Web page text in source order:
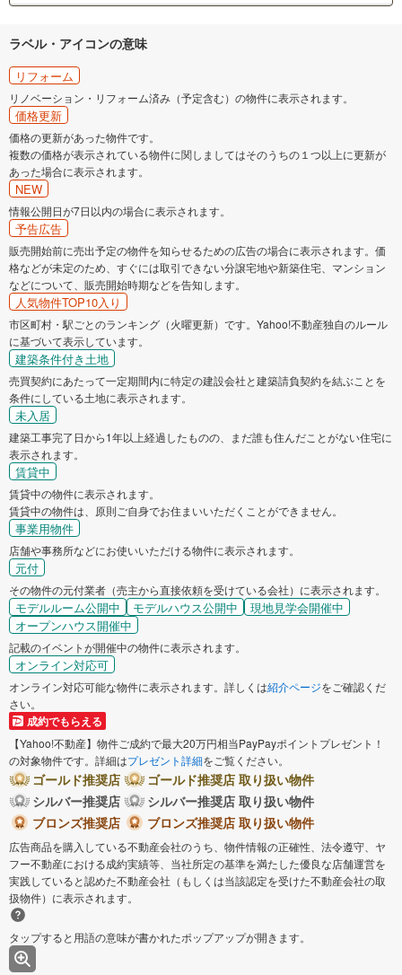
ラベル・アイコンの意味
リフォーム
リノベーション・リフォーム済み（予定含む）の物件に表示されます。
価格更新
価格の更新があった物件です。
複数の価格が表示されている物件に関しましてはそのうちの１つ以上に更新が
あった場合に表示されます。
NEW
情報公開日が7日以内の場合に表示されます。
予告広告
販売開始前に売出予定の物件を知らせるための広告の場合に表示されます。価
格などが未定のため、すぐには取引できない分譲宅地や新築住宅、マンション
などについて、販売開始時期などを告知します。
人気物件TOP10入り
市区町村・駅ごとのランキング（火曜更新）です。Yahoo!不動産独自のルール
に基づいて表示しています。
建築条件付き土地
売買契約にあたって一定期間内に特定の建設会社と建築請負契約を結ぶことを
条件にしている土地に表示されます。
未入居
建築工事完了日から1年以上経過したものの、まだ誰も住んだことがない住宅に
表示されます。
賃貸中
賃貸中の物件に表示されます。
賃貸中の物件は、原則ご自身でお住まいいただくことができません。
事業用物件
店舗や事務所などにお使いいただける物件に表示されます。
元付
その物件の元付業者（売主から直接依頼を受けている会社）に表示されます。
モデルルーム公開中 モデルハウス公開中
現地見学会開催中
オープンハウス開催中
記載のイベントが開催中の物件に表示されます。
オンライン対応可
オンライン対応可能な物件に表示されます。詳しくは紹介ページをご確認くだ
さい。
成約でもらえる
【Yahoo!不動産】物件ご成約で最大20万円相当PayPayポイントプレゼント！
の対象物件です。詳細はプレゼント詳細をご覧ください。
ゴールド推奨店
ゴールド推奨店 取り扱い物件
シルバー推奨店
シルバー推奨店 取り扱い物件
ブロンズ推奨店
ブロンズ推奨店 取り扱い物件
広告商品を購入している不動産会社のうち、物件情報の正確性、法令遵守、ヤ
フー不動産における成約実績等、当社所定の基準を満たした優良な店舗運営を
実践していると認めた不動産会社（もしくは当該認定を受けた不動産会社の取
扱物件）に表示されます。
タップすると用語の意味が書かれたポップアップが開きます。